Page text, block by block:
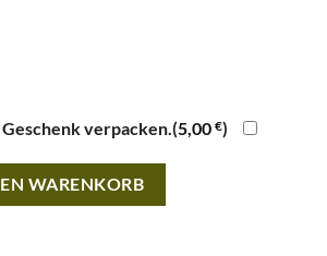
verpacken.(5,00 €)
Antioxidant Face Oil · 30ml Menge
WARENKORB